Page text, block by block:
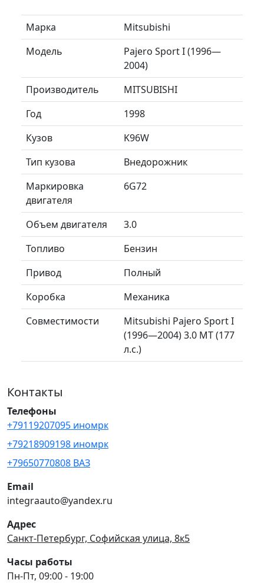
Марка
Mitsubishi
Модель
Pajero Sport I (1996—
2004)
Производитель
MITSUBISHI
Год
1998
Кузов
K96W
Тип кузова
Внедорожник
Маркировка
двигателя
6G72
Объем двигателя
3.0
Топливо
Бензин
Привод
Полный
Коробка
Механика
Совместимости
Mitsubishi Pajero Sport I
(1996—2004) 3.0 MT (177
л.с.)
Контакты
Телефоны
+79119207095 иномрк
+79218909198 иномрк
+79650770808 ВАЗ
Email
integraauto@yandex.ru
Адрес
Санкт-Петербург, Софийская улица, 8к5
Часы работы
Пн-Пт, 09:00 - 19:00